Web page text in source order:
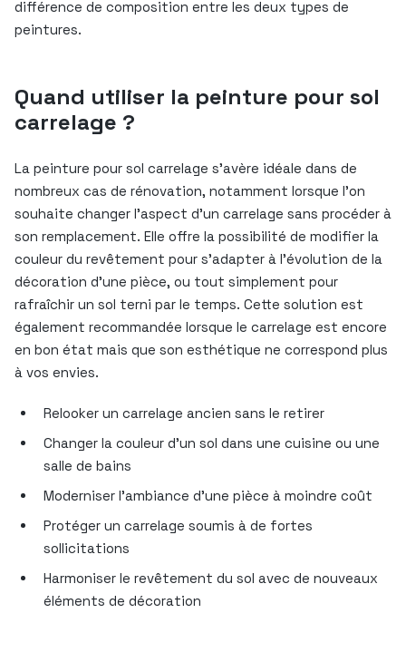
différence de composition entre les deux types de
peintures.
Quand utiliser la peinture pour sol
carrelage ?
La peinture pour sol carrelage s’avère idéale dans de
nombreux cas de rénovation, notamment lorsque l’on
souhaite changer l’aspect d’un carrelage sans procéder à
son remplacement. Elle offre la possibilité de modifier la
couleur du revêtement pour s’adapter à l’évolution de la
décoration d’une pièce, ou tout simplement pour
rafraîchir un sol terni par le temps. Cette solution est
également recommandée lorsque le carrelage est encore
en bon état mais que son esthétique ne correspond plus
à vos envies.
Relooker un carrelage ancien sans le retirer
Changer la couleur d’un sol dans une cuisine ou une
salle de bains
Moderniser l’ambiance d’une pièce à moindre coût
Protéger un carrelage soumis à de fortes
sollicitations
Harmoniser le revêtement du sol avec de nouveaux
éléments de décoration